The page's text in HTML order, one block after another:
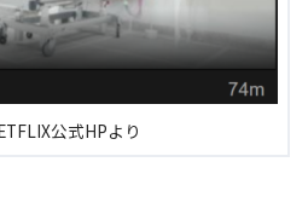
公式HPより